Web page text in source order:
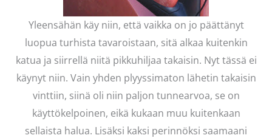
Yleensähän käy niin, että vaikka on jo päättänyt
luopua turhista tavaroistaan, sitä alkaa kuitenkin
katua ja siirrellä niitä pikkuhiljaa takaisin. Nyt tässä ei
käynyt niin. Vain yhden plyyssimaton lähetin takaisin
vinttiin, siinä oli niin paljon tunnearvoa, se on
käyttökelpoinen, eikä kukaan muu kuitenkaan
sellaista halua. Lisäksi kaksi perinnöksi saamaani